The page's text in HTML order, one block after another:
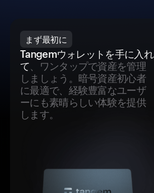
まず最初に
Tangemウォレットを手に入れ
て、ワンタップで資産を管理
しましょう。暗号資産初心者
に最適で、経験豊富なユーザ
ーにも素晴らしい体験を提供
します。